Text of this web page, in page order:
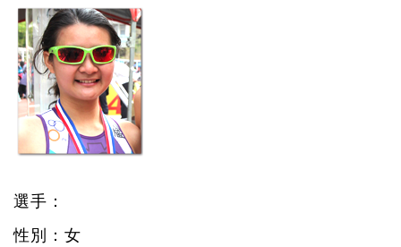
選手：
性別：女